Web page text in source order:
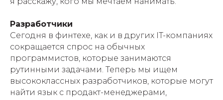
Разработчики
Сегодня в финтехе, как и в других IT-компаниях
сокращается спрос на обычных
программистов, которые занимаются
рутинными задачами. Теперь мы ищем
высококлассных разработчиков, которые могут
найти язык с продакт-менеджерами,